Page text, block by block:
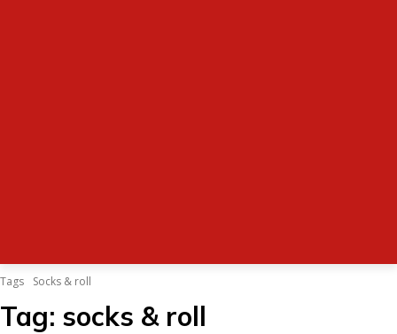
Tags Socks & roll
Tag: socks & roll